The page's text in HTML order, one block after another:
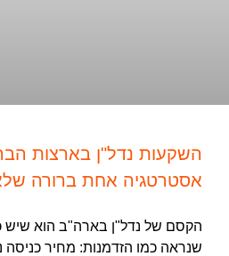
השקעות נדל"ן בארצות
אסטרטגיה אחת ברורה
הקסם של נדל"ן בארה"ב הוא שיש
שנראה כמו הזדמנות: מחיר כניסה